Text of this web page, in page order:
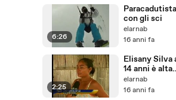
6:26
Paracadutista
con gli sci
elarnab
16 anni fa
2:25
Elisany Silva
14 anni è alta
metri e 6 cm
elarnab
16 anni fa